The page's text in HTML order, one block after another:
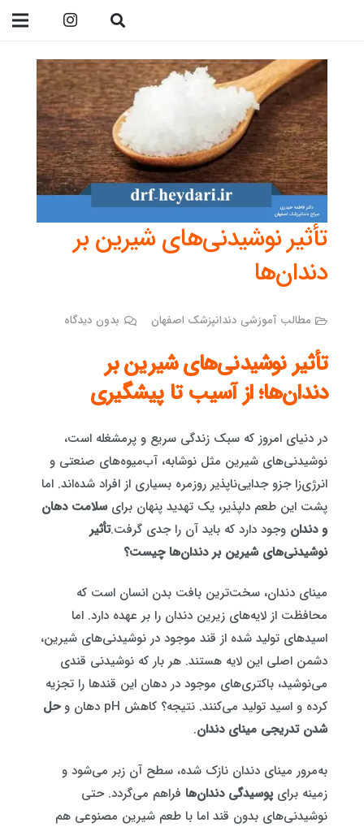
تأثیر نوشیدنی‌های شیرین بر
دندان‌ها
مطالب آموزشی دندانپزشک اصفهان بدون دیدگاه
تأثیر نوشیدنی‌های شیرین بر
دندان‌ها؛ از آسیب تا پیشگیری
در دنیای امروز که سبک زندگی سریع و پرمشغله است،
نوشیدنی‌های شیرین مثل نوشابه، آب‌میوه‌های صنعتی و
انرژی‌زا جزو جدایی‌ناپذیر روزمره بسیاری از افراد شده‌اند. اما
پشت این طعم دلپذیر، یک تهدید پنهان برایسلامت دهان
و دندان وجود دارد که باید آن را جدی گرفت.تأثیر
نوشیدنی‌های شیرین بر دندان‌ها چیست؟
مینای دندان، سخت‌ترین بافت بدن انسان است که
محافظت از لایه‌های زیرین دندان را بر عهده دارد. اما
اسیدهای تولید شده از قند موجود در نوشیدنی‌های شیرین،
دشمن اصلی این لایه هستند. هر بار که نوشیدنی قندی
می‌نوشید، باکتری‌های موجود در دهان این قندها را تجزیه
کرده و اسید تولید می‌کنند. نتیجه؟ کاهش pH دهان و
حل
شدن تدریجی مینای دندان.
به‌مرور مینای دندان نازک شده، سطح آن زبر می‌شود و
زمینه برایپوسیدگی دندان‌ها فراهم می‌گردد. حتی
نوشیدنی‌های بدون قند اما با طعم شیرین مصنوعی هم